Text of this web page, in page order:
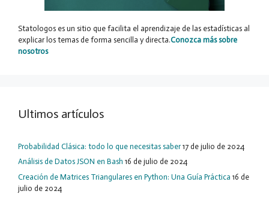
Statologos es un sitio que facilita el aprendizaje de las estadísticas al
explicar los temas de forma sencilla y directa.Conozca más sobre
nosotros
Ultimos artículos
Probabilidad Clásica: todo lo que necesitas saber 17 de julio de 2024
Análisis de Datos JSON en Bash 16 de julio de 2024
Creación de Matrices Triangulares en Python: Una Guía Práctica 16 de
julio de 2024